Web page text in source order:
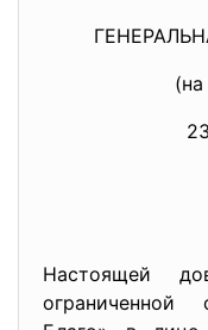
Настоящей
ограниченной